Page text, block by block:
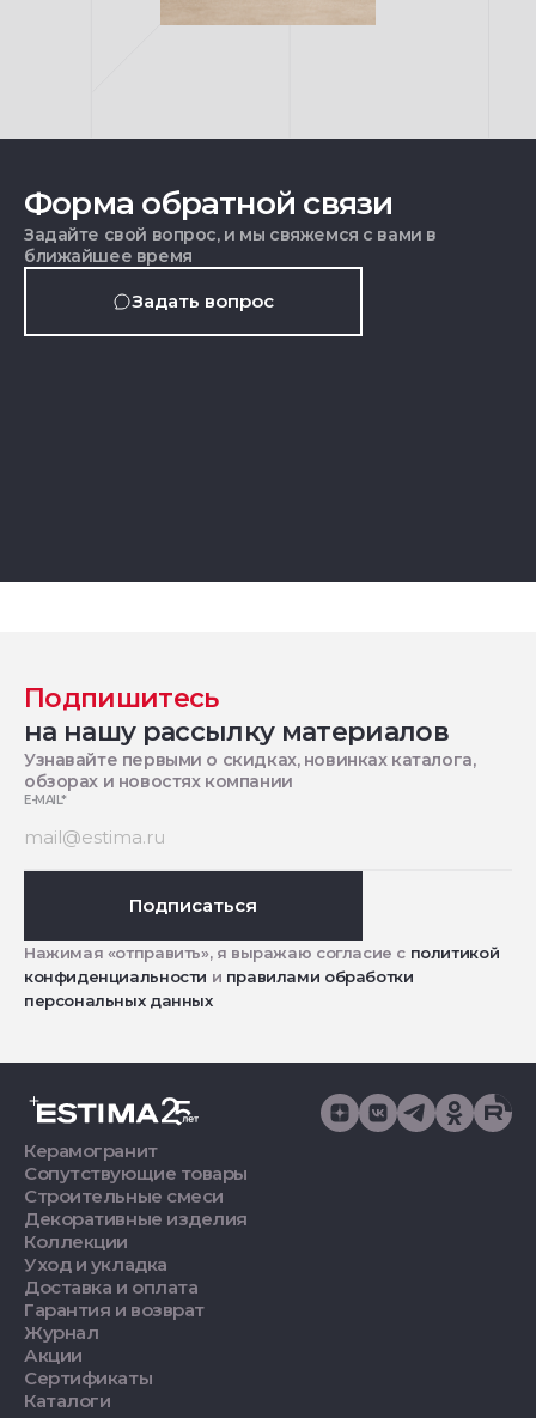
Форма обратной связи
Задайте свой вопрос, и мы свяжемся с вами в
ближайшее время
Задать вопрос
Подпишитесь
на нашу рассылку материалов
Узнавайте первыми о скидках, новинках каталога,
обзорах и новостях компании
E-MAIL*
Подписаться
Нажимая «отправить», я выражаю согласие с политикой
конфиденциальности и правилами обработки
персональных данных
Керамогранит
Сопутствующие товары
Строительные смеси
Декоративные изделия
Коллекции
Уход и укладка
Доставка и оплата
Гарантия и возврат
Журнал
Акции
Сертификаты
Каталоги